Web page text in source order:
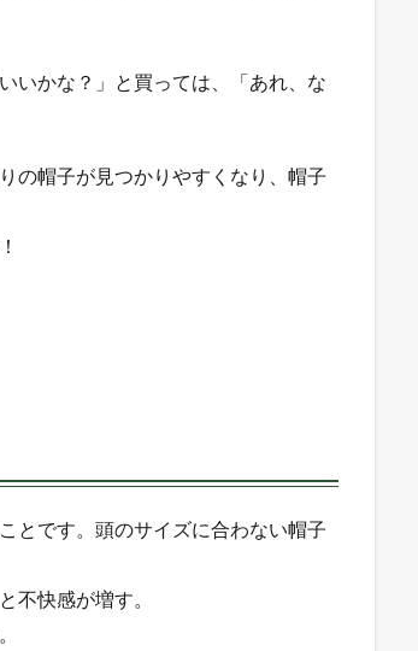
いかな？」と買っては、「あれ、な
の帽子が見つかりやすくなり、帽子
とです。頭のサイズに合わない帽子
不快感が増す。